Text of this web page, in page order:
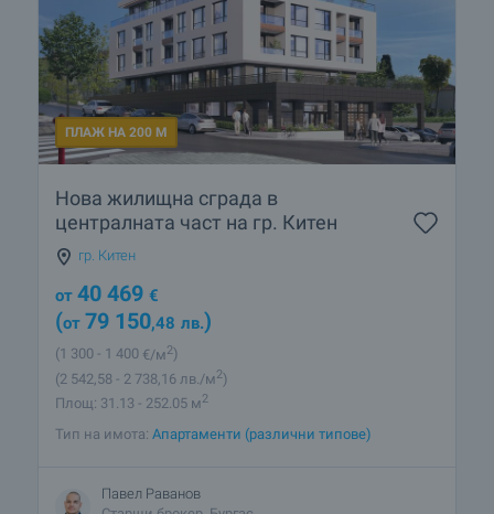
ПЛАЖ НА 200 М
Нова жилищна сграда в
централната част на гр. Китен
гр. Китен
от 40 469 €
(от 79 150,48 лв.)
(1 300 - 1 400 €/м2)
(2 542 ,58 - 2 738 ,16 лв./м2)
Площ: 31.13 - 252.05 м2
Тип на имота: Апартаменти (различни типове)
Павел Раванов